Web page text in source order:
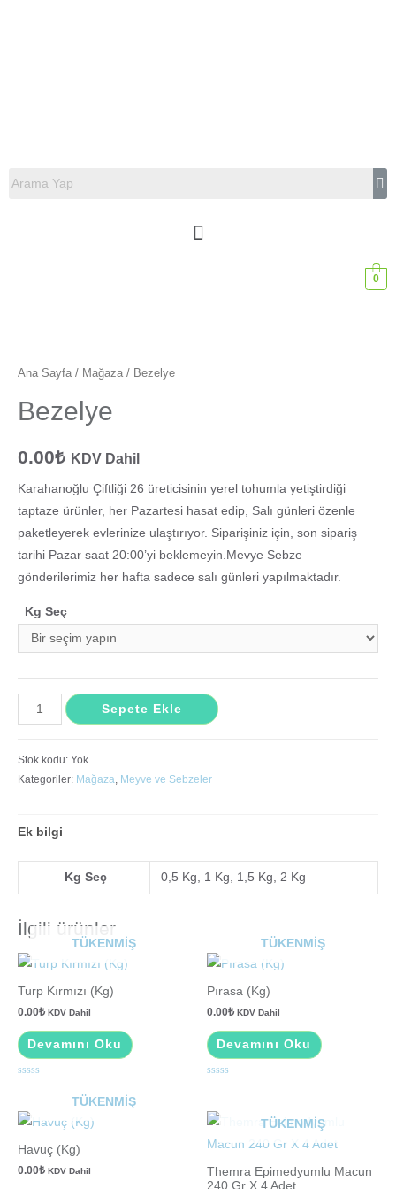
0
Ana Sayfa / Mağaza / Bezelye
Bezelye
0.00₺ KDV Dahil
Karahanoğlu Çiftliği 26 üreticisinin yerel tohumla yetiştirdiği
taptaze ürünler, her Pazartesi hasat edip, Salı günleri özenle
paketleyerek evlerinize ulaştırıyor. Siparişiniz için, son sipariş
tarihi Pazar saat 20:00’yi beklemeyin.Mevye Sebze
gönderilerimiz her hafta sadece salı günleri yapılmaktadır.
Kg Seç
Sepete Ekle
Stok kodu: Yok
Kategoriler: Mağaza, Meyve ve Sebzeler
Ek bilgi
Kg Seç 0,5 Kg, 1 Kg, 1,5 Kg, 2 Kg
İlgili ürünler
TÜKENMIŞ
Turp Kırmızı (Kg)
0.00₺ KDV Dahil
Devamını Oku
oy
aldı
TÜKENMIŞ
Pırasa (Kg)
0.00₺ KDV Dahil
Devamını Oku
oy
aldı
TÜKENMIŞ
Havuç (Kg)
0.00₺ KDV Dahil
TÜKENMIŞ
Themra Epimedyumlu Macun
240 Gr X 4 Adet